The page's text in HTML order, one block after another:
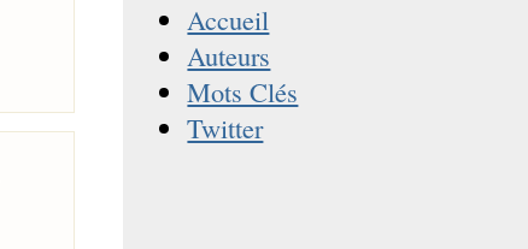
Accueil
Auteurs
Mots Clés
Twitter